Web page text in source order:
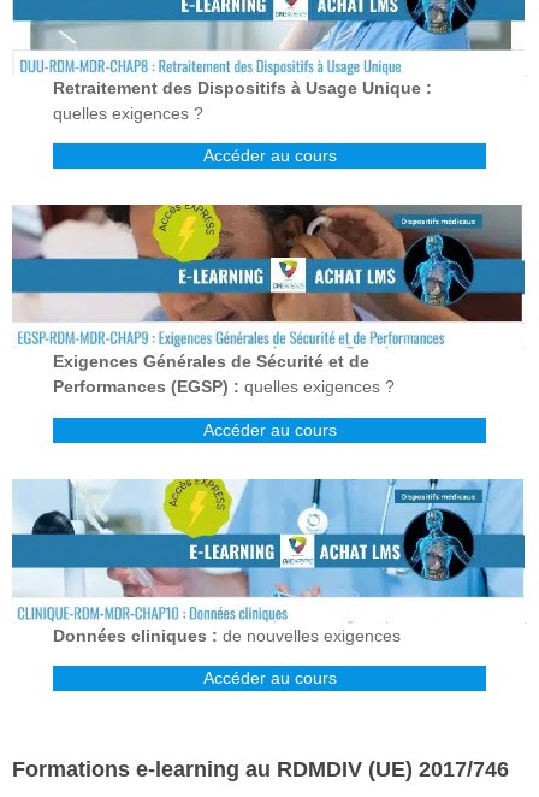
Retraitement des Dispositifs à Usage Unique :
quelles exigences ?
Accéder au cours
Exigences Générales de Sécurité et de
Performances (EGSP) :quelles exigences ?
Accéder au cours
Données cliniques :de nouvelles exigences
Accéder au cours
Formations e-learning au RDMDIV (UE) 2017/746